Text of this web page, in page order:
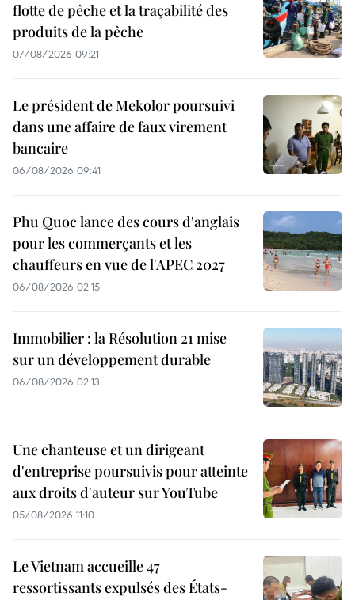
flotte de pêche et la traçabilité des
produits de la pêche
07/08/2026 09:21
Le président de Mekolor poursuivi
dans une affaire de faux virement
bancaire
06/08/2026 09:41
Phu Quoc lance des cours d'anglais
pour les commerçants et les
chauffeurs en vue de l'APEC 2027
06/08/2026 02:15
Immobilier : la Résolution 21 mise
sur un développement durable
06/08/2026 02:13
Une chanteuse et un dirigeant
d'entreprise poursuivis pour atteinte
aux droits d'auteur sur YouTube
05/08/2026 11:10
Le Vietnam accueille 47
ressortissants expulsés des États-